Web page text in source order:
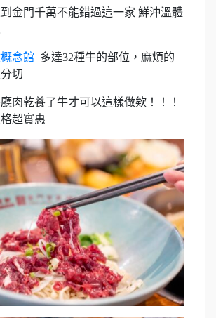
金門千萬不能錯過這一家 鮮沖溫體
念館 多達32種牛的部位，麻煩的
切
肉乾養了牛才可以這樣做欸！！！
超實惠